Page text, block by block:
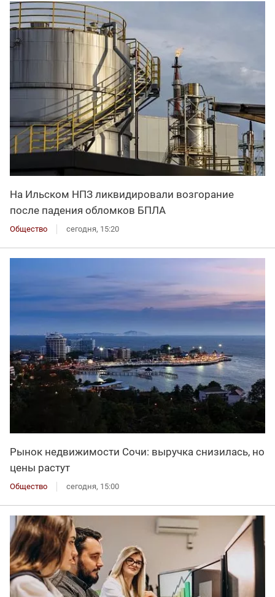
На Ильском НПЗ ликвидировали возгорание
после падения обломков БПЛА
Общество сегодня, 15:20
Рынок недвижимости Сочи: выручка снизилась, но
цены растут
Общество сегодня, 15:00